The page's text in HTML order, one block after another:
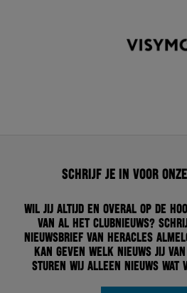
Schrijf je in voor
Wil jij altijd en overal op de
van al het clubnieuws?
nieuwsbrief van Heracles
kan geven welk nieuws jij
sturen wij alleen nieuws wat